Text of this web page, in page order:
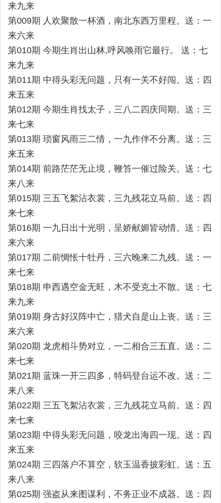
来九来
第009期 人欢聚散一杯酒，南北东西万里程。送：一
来六来
第010期 今期生肖出山林,呼风唤雨它最行。 送：七
来九来
第011期 中得头彩无问题，只有一关不好闯。送：四
来五来
第012期 今期生肖找太子，三八二四庆同期。送：三
来七来
第013期 琐窗风雨三二情，一九作伴不分离。送：三
来五来
第014期 前路茫茫无止境，鞭笞一催过险关。送：七
来八来
第015期 三五飞絮沾衣裳，三九残花立马前。送：四
来七来
第016期 一九日出十光明，呈娇献媚皆动情。送：四
来六来
第017期 二前惆怅十牡丹，三六晚来二九残。送：一
来七来
第018期 申西遇空金无旺，木不受克土不散。送：七
来九来
第019期 身古好汉阵中亡，猎犬自是山上丧。送：三
来六来
第020期 龙虎相斗势对立，一二相合三五直。送：二
来七来
第021期 蓝珠一开三四多，特码登台运不改。送：二
来八来
第022期 三五飞絮沾衣裳，三九残花立马前。送：四
来七来
第023期 中得头彩无问题，咬龙出海四一现。送：四
来五来
第024期 三四落户不算空，软玉温香披彩虹。送：五
来八来
第025期 强盗从来图谋利，不务正业不成器。送：四